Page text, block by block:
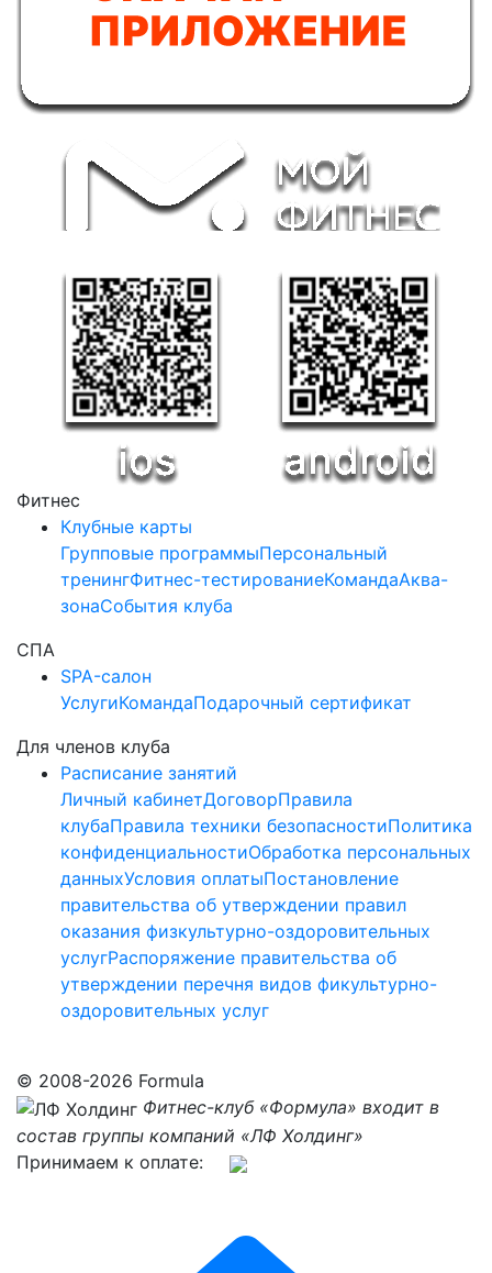
Фитнес
Клубные карты
Групповые программыПерсональный
тренингФитнес-тестированиеКомандаАква-
зонаСобытия клуба
СПА
SPA-салон
УслугиКомандаПодарочный сертификат
Для членов клуба
Расписание занятий
Личный кабинетДоговорПравила
клубаПравила техники безопасностиПолитика
конфиденциальностиОбработка персональных
данныхУсловия оплатыПостановление
правительства об утверждении правил
оказания физкультурно-оздоровительных
услугРаспоряжение правительства об
утверждении перечня видов фикультурно-
оздоровительных услуг
© 2008-2026 Formula
Фитнес-клуб «Формула» входит в
состав группы компаний «ЛФ Холдинг»
Принимаем к оплате: